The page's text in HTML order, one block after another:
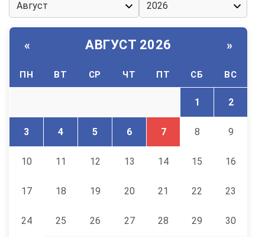
« АВГУСТ 2026 »
ПН ВТ СР ЧТ ПТ СБ ВС
1 2
3 4 5 6 7 8 9
10 11 12 13 14 15 16
17 18 19 20 21 22 23
24 25 26 27 28 29 30